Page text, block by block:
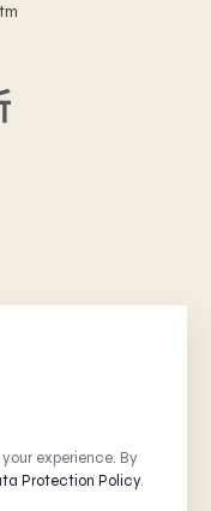
experience. By
Protection Policy.